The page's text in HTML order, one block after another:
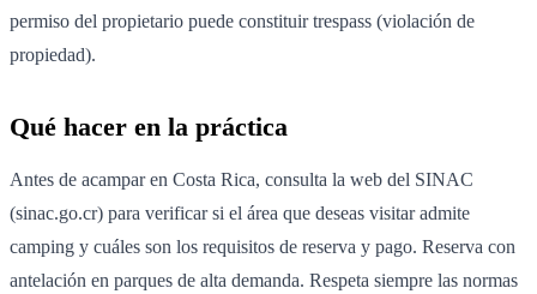
permiso del propietario puede constituir trespass (violación de
propiedad).
Qué hacer en la práctica
Antes de acampar en Costa Rica, consulta la web del SINAC
(sinac.go.cr) para verificar si el área que deseas visitar admite
camping y cuáles son los requisitos de reserva y pago. Reserva con
antelación en parques de alta demanda. Respeta siempre las normas